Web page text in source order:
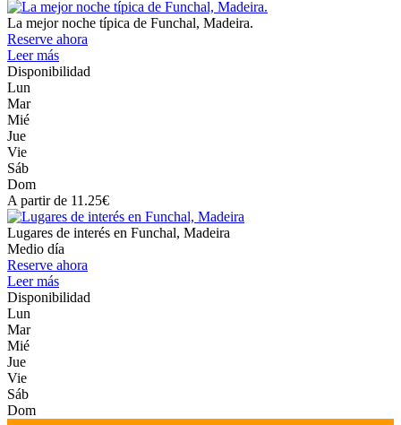
La mejor noche típica de Funchal, Madeira.
Reserve ahora
Leer más
Disponibilidad
Lun
Mar
Mié
Jue
Vie
Sáb
Dom
A partir de 11.25€
Lugares de interés en Funchal, Madeira
Medio día
Reserve ahora
Leer más
Disponibilidad
Lun
Mar
Mié
Jue
Vie
Sáb
Dom